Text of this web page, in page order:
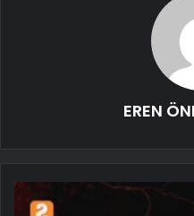
EREN